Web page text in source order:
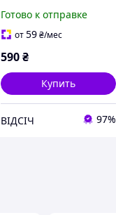
Dagger Alpha в цвете
Мультикам армейский
Готово к отправке
от59 ₴/мес
590 ₴
Купить
ВІДСІЧ 97%